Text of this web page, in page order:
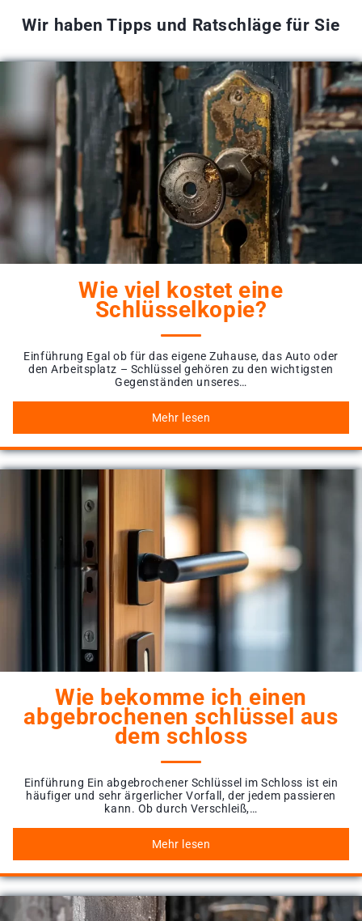
Wir haben Tipps und Ratschläge für Sie
Wie viel kostet eine
Schlüsselkopie?
Einführung Egal ob für das eigene Zuhause, das Auto oder
den Arbeitsplatz – Schlüssel gehören zu den wichtigsten
Gegenständen unseres…
Mehr lesen
Wie bekomme ich einen
abgebrochenen schlüssel aus
dem schloss
Einführung Ein abgebrochener Schlüssel im Schloss ist ein
häufiger und sehr ärgerlicher Vorfall, der jedem passieren
kann. Ob durch Verschleiß,…
Mehr lesen